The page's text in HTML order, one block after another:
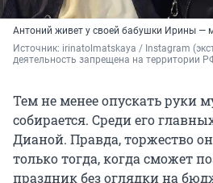
Антоний живет у своей бабушки Ирины —
Источник: irinatolmatskaya / Instagram
деятельность запрещена на территории
Тем не менее опускать руки
собирается. Среди его
Дианой. Правда, торжество
только тогда, когда сможет
праздник без оглядки на